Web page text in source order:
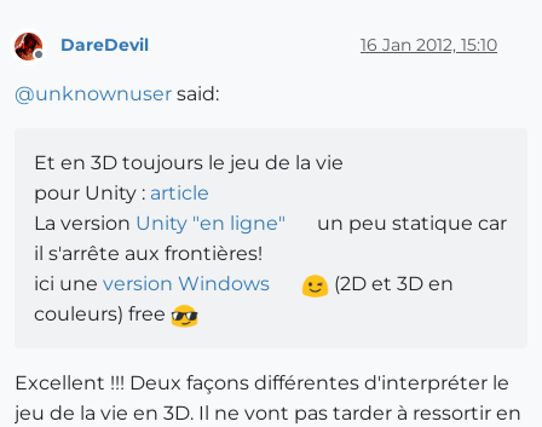
DareDevil 16 Jan 2012, 15:10
@unknownuser said:
Et en 3D toujours le jeu de la vie
pour Unity : article
La version Unity "en ligne"
un peu statique car
il s'arrête aux frontières!
ici une version Windows
(2D et 3D en
couleurs) free
Excellent !!! Deux façons différentes d'interpréter le
jeu de la vie en 3D. Il ne vont pas tarder à ressortir en